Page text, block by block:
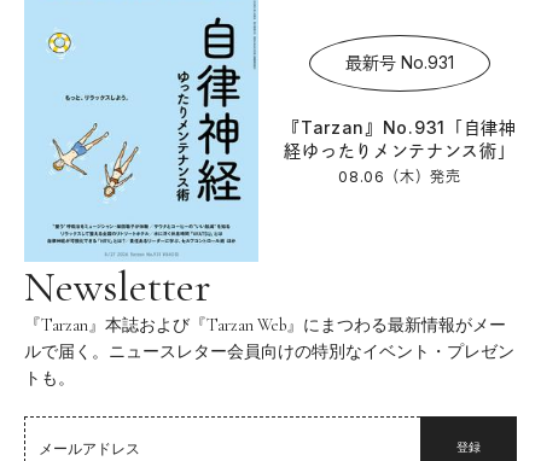
最新号 No.931
『Tarzan』No.931「自律神
経ゆったりメンテナンス術」
08.06（木）発売
Newsletter
『Tarzan』本誌および『Tarzan Web』にまつわる最新情報がメー
ルで届く。ニュースレター会員向けの特別なイベント・プレゼン
トも。
登録